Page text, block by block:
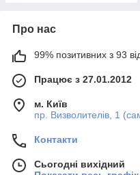
Про нас
99% позитивних з 93
Працює з 27.01.2012
м. Київ
пр. Визволителів, 1
Контакти
Сьогодні вихідний